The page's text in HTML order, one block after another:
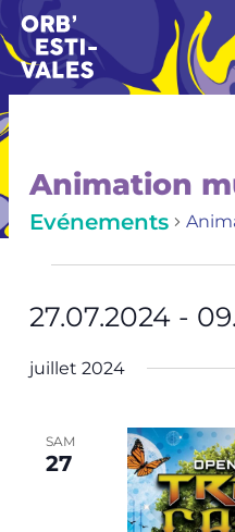
l
e
r
a
c
o
n
Animation
Evénements
Evénements
27.07.2024 -
une
juillet 2024
SAM
27